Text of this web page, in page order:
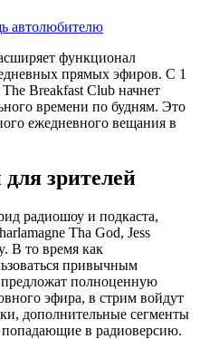
автолюбителю
функционал
прямых эфиров. С 1
Breakfast Club начнет
времени по будням. Это
ежедневного вещания в
зрителей
радиошоу и подкаста,
Tha God, Jess
В то время как
привычным
полноценную
эфира, в стрим войдут
дополнительные сегменты
в радиоверсию.